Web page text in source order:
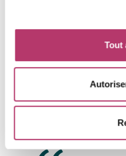
Tout
Les informations sur les
Géorisqueshttps://